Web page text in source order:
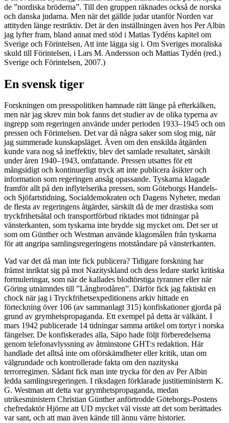
de ”nordiska bröderna”. Till den gruppen räknades också de norska
och danska judarna. Men när det gällde judar utanför Norden var
attityden länge restriktiv. Det är den inställningen även hos Per Albin
jag lyfter fram, bland annat med stöd i Matias Tydéns kapitel om
Sverige och Förintelsen, Att inte lägga sig i. Om Sveriges moraliska
skuld till Förintelsen, i Lars M. Andersson och Mattias Tydén (red.)
Sverige och Förintelsen, 2007.)
En svensk tiger
Forskningen om presspolitiken hamnade rätt länge på efterkälken,
men när jag skrev min bok fanns det studier av de olika typerna av
ingrepp som regeringen använde under perioden 1933–1945 och om
pressen och Förintelsen. Det var då några saker som slog mig, när
jag summerade kunskapsläget. Även om den enskilda åtgärden
kunde vara nog så ineffektiv, blev det samlade resultatet, särskilt
under åren 1940–1943, omfattande. Pressen utsattes för ett
mångsidigt och kontinuerligt tryck att inte publicera åsikter och
information som regeringen ansåg opassande. Tyskarna klagade
framför allt på den inflytelserika pressen, som Göteborgs Handels-
och Sjöfartstidning, Socialdemokraten och Dagens Nyheter, medan
de flesta av regeringens åtgärder, särskilt då de mer drastiska som
tryckfrihetsåtal och transportförbud riktades mot tidningar på
vänsterkanten, som tyskarna inte brydde sig mycket om. Det ser ut
som om Günther och Westman använde klagomålen från tyskarna
för att angripa samlingsregeringens motståndare på vänsterkanten.
Vad var det då man inte fick publicera? Tidigare forskning har
främst inriktat sig på mot Nazityskland och dess ledare starkt kritiska
formuleringar, som när de kallades blodtörstiga tyranner eller när
Göring utnämndes till ”Långbrodåren”. Därför fick jag faktiskt en
chock när jag i Tryckfrihetsexpeditionens arkiv hittade en
förteckning över 106 (av sammanlagt 315) konfiskationer gjorda på
grund av grymhetspropaganda. Ett exempel på detta är välkänt. I
mars 1942 publicerade 14 tidningar samma artikel om tortyr i norska
fängelser. De konfiskerades alla, Säpo hade följt förberedelserna
genom telefonavlyssning av åtminstone GHT:s redaktion. Här
handlade det alltså inte om oförskämdheter eller kritik, utan om
välgrundade och kontrollerade fakta om den nazityska
terrorregimen. Sådant fick man inte trycka för den av Per Albin
ledda samlingsregeringen. I riksdagen förklarade justitieministern K.
G. Westman att detta var grymhetspropaganda, medan
utrikesministern Christian Günther anförtrodde Göteborgs-Postens
chefredaktör Hjörne att UD mycket väl visste att det som berättades
var sant, och att man även kände till ännu värre historier.